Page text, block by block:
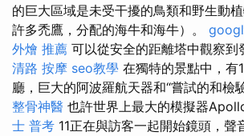
的巨大區域是未受干擾的鳥類和野生動
許多禿鷹，分配的海牛和海牛）。
外燴 推薦 可以從安全的距離塔中觀察到
清路 按摩 seo教學 在獨特的景點中，有
廳，巨大的阿波羅航天器和“嘗試的和檢
整骨神醫 也許世界上最大的模擬器
士 普考 11正在與訪客一起開始鏡頭，聲